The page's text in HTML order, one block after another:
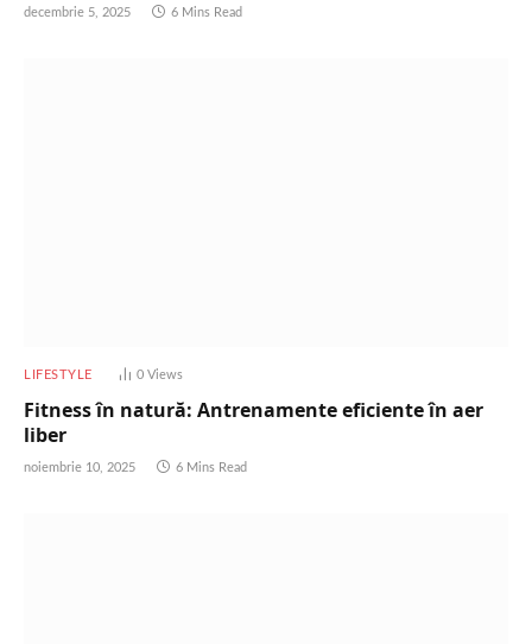
decembrie 5, 2025 6 Mins Read
LIFESTYLE 0 Views
Fitness în natură: Antrenamente eficiente în aer
liber
noiembrie 10, 2025 6 Mins Read